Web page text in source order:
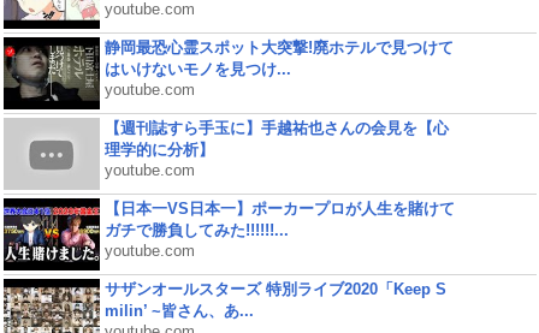
youtube.com
静岡最恐心霊スポット大突撃!廃ホテルで見つけて
はいけないモノを見つけ...
youtube.com
【週刊誌すら手玉に】手越祐也さんの会見を【心
理学的に分析】
youtube.com
【日本一VS日本一】ポーカープロが人生を賭けて
ガチで勝負してみた!!!!!!...
youtube.com
サザンオールスターズ 特別ライブ2020「Keep S
milin’ ~皆さん、あ...